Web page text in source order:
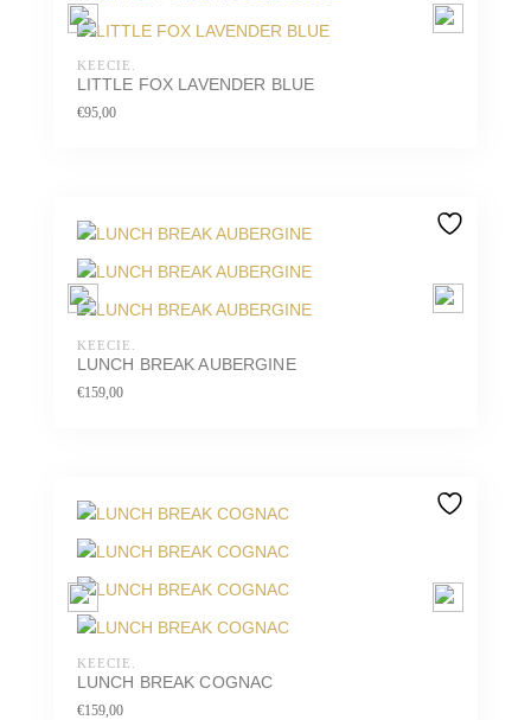
KEECIE.
LITTLE FOX LAVENDER BLUE
€95,00
KEECIE.
LUNCH BREAK AUBERGINE
€159,00
KEECIE.
LUNCH BREAK COGNAC
€159,00